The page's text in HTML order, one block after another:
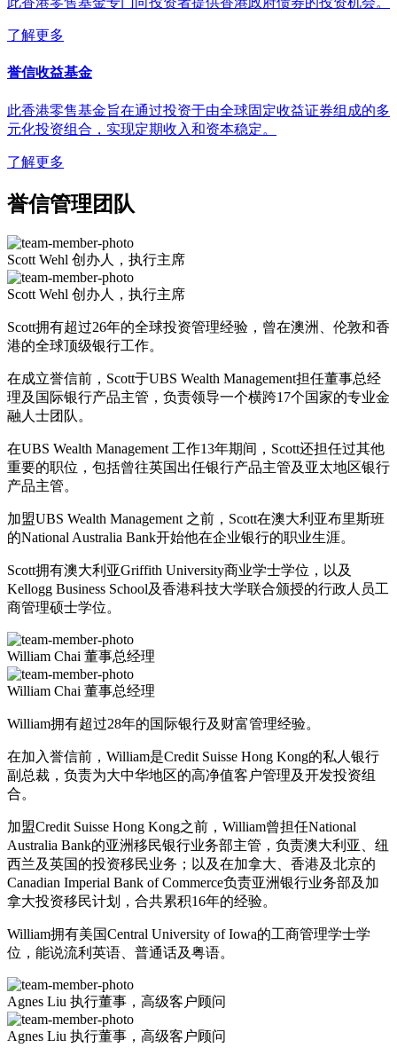
了解更多
誉信收益基金
此香港零售基金旨在通过投资于由全球固定收益证券组成的多
元化投资组合，实现定期收入和资本稳定。
了解更多
誉信管理团队
Scott Wehl 创办人，执行主席
Scott Wehl 创办人，执行主席
Scott拥有超过26年的全球投资管理经验，曾在澳洲、伦敦和香
港的全球顶级银行工作。
在成立誉信前，Scott于UBS Wealth Management担任董事总经
理及国际银行产品主管，负责领导一个横跨17个国家的专业金
融人士团队。
在UBS Wealth Management 工作13年期间，Scott还担任过其他
重要的职位，包括曾往英国出任银行产品主管及亚太地区银行
产品主管。
加盟UBS Wealth Management 之前，Scott在澳大利亚布里斯班
的National Australia Bank开始他在企业银行的职业生涯。
Scott拥有澳大利亚Griffith University商业学士学位，以及
Kellogg Business School及香港科技大学联合颁授的行政人员工
商管理硕士学位。
William Chai 董事总经理
William Chai 董事总经理
William拥有超过28年的国际银行及财富管理经验。
在加入誉信​前，William是Credit Suisse Hong Kong的私人银行
副总裁，负责为大中华地区的高净值客户管理及开发投资组
合。
加盟Credit Suisse Hong Kong之前，William曾担任National
Australia Bank的亚洲移民银行业务部主管，负责澳大利亚、纽
西兰及英国的投资移民业务；以及在加拿大、香港及北京的
Canadian Imperial Bank of Commerce负责亚洲银行业务部及加
拿大投资移民计划，合共累积16年的经验。
William拥有美国Central University of Iowa的工商管理学士学
位，能说流利英语、普通话及粤语。
Agnes Liu 执行董事，高级客户顾问
Agnes Liu 执行董事，高级客户顾问